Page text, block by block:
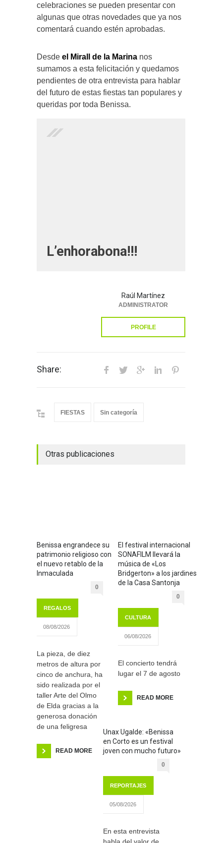
celebraciones se pueden presentar con
algunas que otras novedades que ya nos
comentará cuando estén aprobadas.
Desde el Mirall de la Marina nos
sumamos a esta felicitación y quedamos
pendientes de otra entrevista para hablar
del futuro de estas fiestas tan populares y
queridas por toda Benissa.
L’enhorabona!!!
Raúl Martínez
ADMINISTRATOR
PROFILE
Share:
FIESTAS Sin categoría
Otras publicaciones
Benissa engrandece su
patrimonio religioso con
el nuevo retablo de la
Inmaculada
0
REGALOS
08/08/2026
La pieza, de diez
metros de altura por
cinco de anchura, ha
sido realizada por el
taller Arte del Olmo
de Elda gracias a la
generosa donación
de una feligresa
READ MORE
El festival internacional
SONAFILM llevará la
música de «Los
Bridgerton» a los jardines
de la Casa Santonja
0
CULTURA
06/08/2026
El concierto tendrá
lugar el 7 de agosto
READ MORE
Unax Ugalde: «Benissa
en Corto es un festival
joven con mucho futuro»
0
REPORTAJES
05/08/2026
En esta entrevista